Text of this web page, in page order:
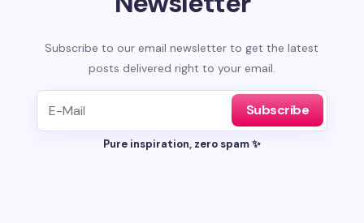
Subscribe to our email newsletter to get the latest
posts delivered right to your email.
Subscribe
Pure inspiration, zero spam ✨